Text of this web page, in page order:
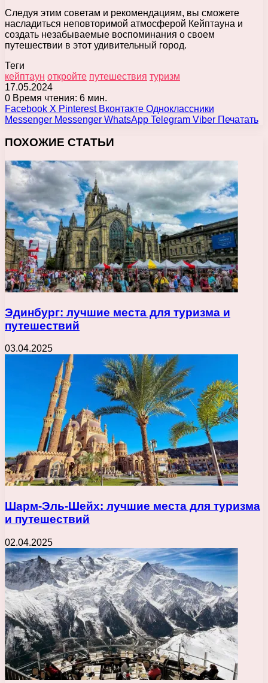
Следуя этим советам и рекомендациям, вы сможете
насладиться неповторимой атмосферой Кейптауна и
создать незабываемые воспоминания о своем
путешествии в этот удивительный город.
Теги
кейптаун откройте путешествия туризм
17.05.2024
0 Время чтения: 6 мин.
Facebook X Pinterest Вконтакте Одноклассники
Messenger Messenger WhatsApp Telegram Viber Печатать
ПОХОЖИЕ СТАТЬИ
Эдинбург: лучшие места для туризма и
путешествий
03.04.2025
Шарм-Эль-Шейх: лучшие места для туризма
и путешествий
02.04.2025